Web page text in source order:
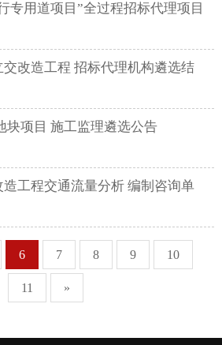
专用道项目”全过程招标代理项目
改造工程 招标代理机构遴选结
块项目 施工监理遴选公告
工程交通流量分析 编制咨询单
6 7 8 9 10
11 »